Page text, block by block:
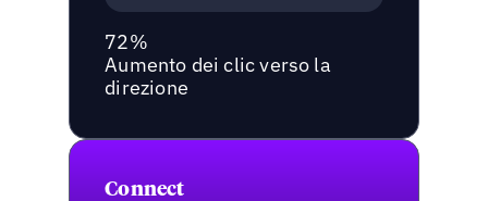
72%
Aumento dei clic verso la
direzione
Connect